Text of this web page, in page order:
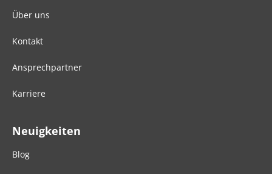
Über uns
Kontakt
Ansprechpartner
Karriere
Neuigkeiten
Blog